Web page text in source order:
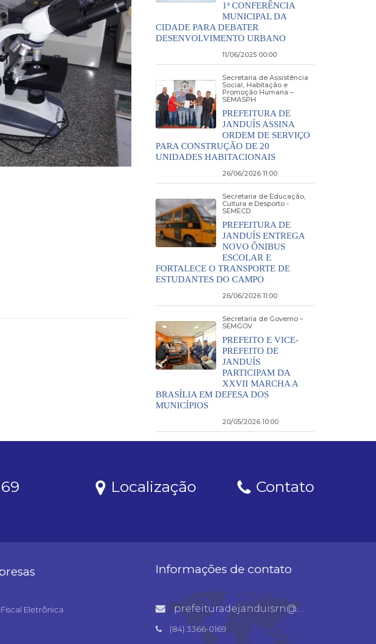
1ª CONFERÊNCIA
MUNICIPAL DA
CIDADE PARA DEBATER
DESENVOLVIMENTO URBANO
11/06/2025 00:00
Secretaria de Assistência
Social, Habitação e
Promoção Humana –
SEMASPH
PREFEITURA DE
JANDUÍS ASSINA
ORDEM DE SERVIÇO
PARA CONSTRUÇÃO DE 20
UNIDADES HABITACIONAIS
26/06/2026 11:00
Secretaria de Educação,
Cultura e Desporto -
SEMECD
PREFEITURA DE
JANDUÍS ENTREGA
NOVO ÔNIBUS
ESCOLAR E
FORTALECE O TRANSPORTE DE
ESTUDANTES DO CAMPO
26/06/2026 11:00
Secretaria de Governo –
SEMGOV
PREFEITO E VICE-
PREFEITO DE
JANDUÍS
PARTICIPAM DA
XXVII MARCHA A
BRASÍLIA EM DEFESA DOS
MUNICÍPIOS
20/05/2026 10:00
Localização Contato
Eletrônica
Informações de contato
prefeituradejanduisrn@gmail.com
(84) 3366-0169